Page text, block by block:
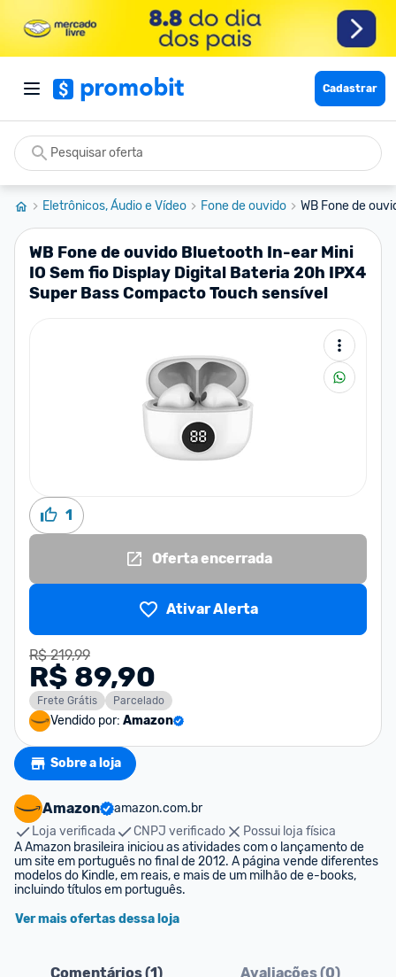
Cadastrar
Eletrônicos, Áudio e Vídeo Fone de ouvido WB Fone de
WB Fone de ouvido Bluetooth In-ear Mini
IO Sem fio Display Digital Bateria 20h IPX4
Super Bass Compacto Touch sensível
1
Oferta encerrada
Ativar Alerta
R$ 219,99
R$ 89,90
Frete Grátis Parcelado
Vendido por: Amazon
Sobre a loja
Amazon
amazon.com.br
Loja verificada
CNPJ verificado
Possui loja física
A Amazon brasileira iniciou as atividades com o lançamento de
um site em português no final de 2012. A página vende diferentes
modelos do Kindle, em reais, e mais de um milhão de e-books,
incluindo títulos em português.
Ver mais ofertas dessa loja
Comentários (1) Avaliações (0)